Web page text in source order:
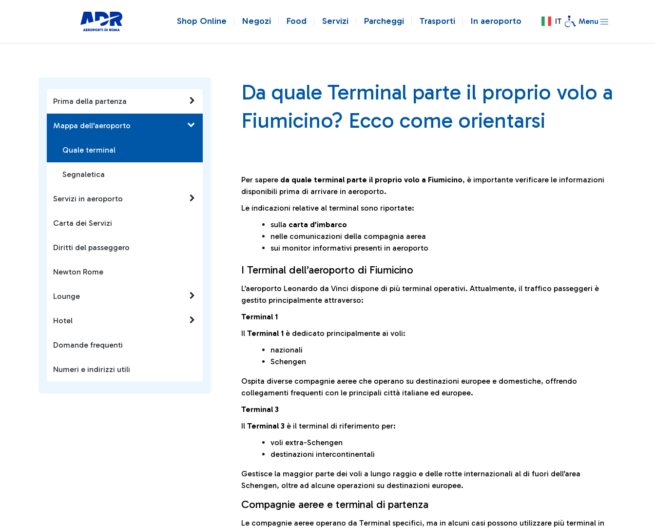
Shop Online Negozi Food Servizi Parcheggi Trasporti In aeroporto IT Menu
Prima della partenza
Mappa dell'aeroporto
Quale terminal
Segnaletica
Servizi in aeroporto
Carta dei Servizi
Diritti del passeggero
Newton Rome
Lounge
Hotel
Domande frequenti
Numeri e indirizzi utili
Da quale Terminal parte il proprio volo a
Fiumicino? Ecco come orientarsi
Per sapere da quale terminal parte il proprio volo a Fiumicino, è importante verificare le informazioni
disponibili prima di arrivare in aeroporto.
Le indicazioni relative al terminal sono riportate:
sulla carta d’imbarco
nelle comunicazioni della compagnia aerea
sui monitor informativi presenti in aeroporto
I Terminal dell’aeroporto di Fiumicino
L’aeroporto Leonardo da Vinci dispone di più terminal operativi. Attualmente, il traffico passeggeri è
gestito principalmente attraverso:
Terminal 1
Il Terminal 1 è dedicato principalmente ai voli:
nazionali
Schengen
Ospita diverse compagnie aeree che operano su destinazioni europee e domestiche, offrendo
collegamenti frequenti con le principali città italiane ed europee.
Terminal 3
Il Terminal 3 è il terminal di riferimento per:
voli extra-Schengen
destinazioni intercontinentali
Gestisce la maggior parte dei voli a lungo raggio e delle rotte internazionali al di fuori dell’area
Schengen, oltre ad alcune operazioni su destinazioni europee.
Compagnie aeree e terminal di partenza
Le compagnie aeree operano da Terminal specifici, ma in alcuni casi possono utilizzare più terminal in